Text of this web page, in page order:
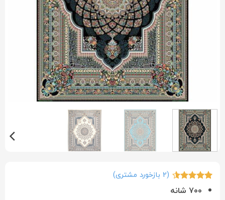
امتیازدهی
از 5
2
(
2 بازخورد مشتری)
۷۰۰ شانه